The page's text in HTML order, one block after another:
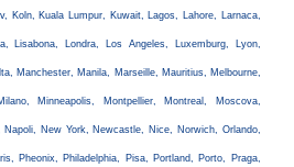
Koln, Kuala Lumpur, Kuwait, Lagos, Lahore, Larnaca,
Lisabona, Londra, Los Angeles, Luxemburg, Lyon,
Manchester, Manila, Marseille, Mauritius, Melbourne,
Minneapolis, Montpellier, Montreal, Moscova,
New York, Newcastle, Nice, Norwich, Orlando,
Pheonix, Philadelphia, Pisa, Portland, Porto, Praga,